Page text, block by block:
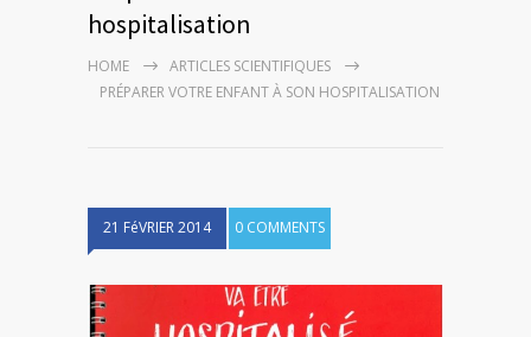
hospitalisation
HOME
ARTICLES SCIENTIFIQUES
PRÉPARER VOTRE ENFANT À SON HOSPITALISATION
21 FéVRIER 2014 0 COMMENTS